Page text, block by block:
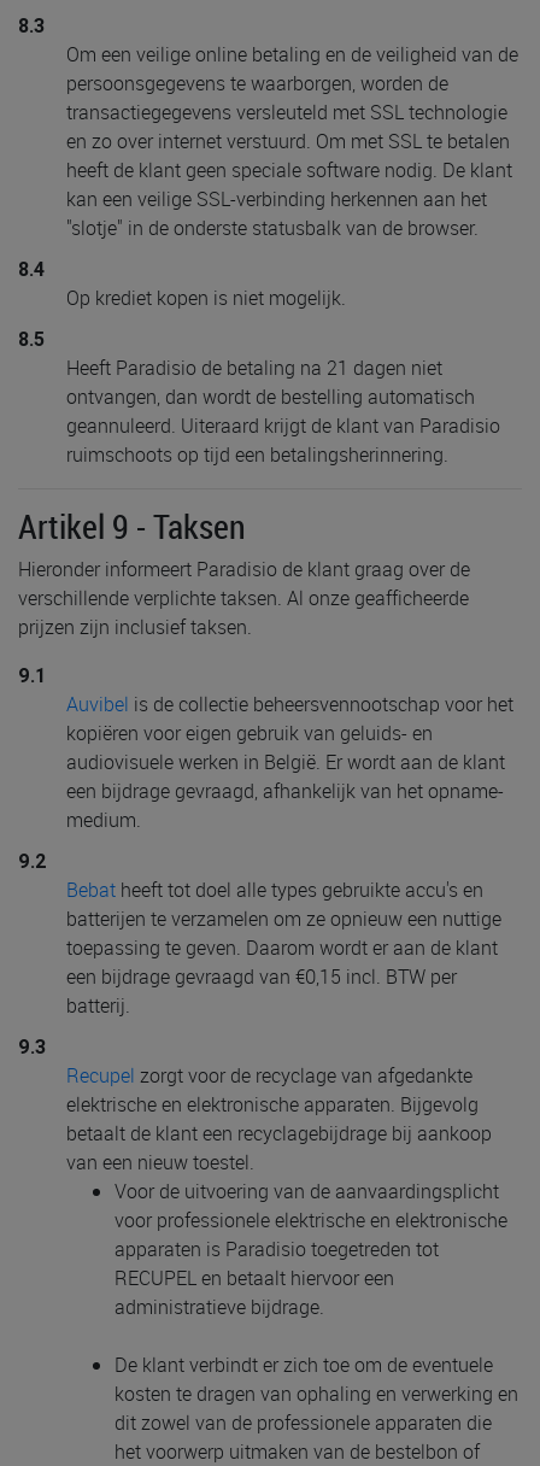
8.3
Om een veilige online betaling en de veiligheid van de
persoonsgegevens te waarborgen, worden de
transactiegegevens versleuteld met SSL technologie
en zo over internet verstuurd. Om met SSL te betalen
heeft de klant geen speciale software nodig. De klant
kan een veilige SSL-verbinding herkennen aan het
"slotje" in de onderste statusbalk van de browser.
8.4
Op krediet kopen is niet mogelijk.
8.5
Heeft Paradisio de betaling na 21 dagen niet
ontvangen, dan wordt de bestelling automatisch
geannuleerd. Uiteraard krijgt de klant van Paradisio
ruimschoots op tijd een betalingsherinnering.
Artikel 9 - Taksen
Hieronder informeert Paradisio de klant graag over de
verschillende verplichte taksen. Al onze geafficheerde
prijzen zijn inclusief taksen.
9.1
Auvibel is de collectie beheersvennootschap voor het
kopiëren voor eigen gebruik van geluids- en
audiovisuele werken in België. Er wordt aan de klant
een bijdrage gevraagd, afhankelijk van het opname-
medium.
9.2
Bebat heeft tot doel alle types gebruikte accu's en
batterijen te verzamelen om ze opnieuw een nuttige
toepassing te geven. Daarom wordt er aan de klant
een bijdrage gevraagd van €0,15 incl. BTW per
batterij.
9.3
Recupel zorgt voor de recyclage van afgedankte
elektrische en elektronische apparaten. Bijgevolg
betaalt de klant een recyclagebijdrage bij aankoop
van een nieuw toestel.
Voor de uitvoering van de aanvaardingsplicht
voor professionele elektrische en elektronische
apparaten is Paradisio toegetreden tot
RECUPEL en betaalt hiervoor een
administratieve bijdrage.
De klant verbindt er zich toe om de eventuele
kosten te dragen van ophaling en verwerking en
dit zowel van de professionele apparaten die
het voorwerp uitmaken van de bestelbon of